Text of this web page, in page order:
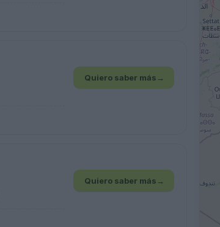
Quiero saber más →
Quiero saber más →